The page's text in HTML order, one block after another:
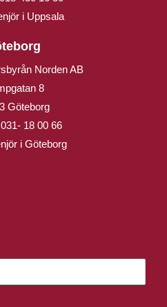
i Uppsala
Norden AB
8
Göteborg
031- 18 00 66
i Göteborg